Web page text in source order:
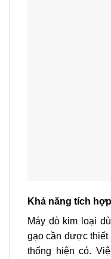
Khả năng tích
Máy dò kim loại
gạo cần được thiết
thống hiện có.